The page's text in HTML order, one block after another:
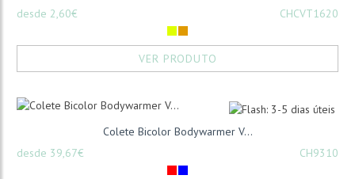
desde 2,60€
CHCVT1620
VER PRODUTO
Colete Bicolor Bodywarmer V...
desde 39,67€
CH9310